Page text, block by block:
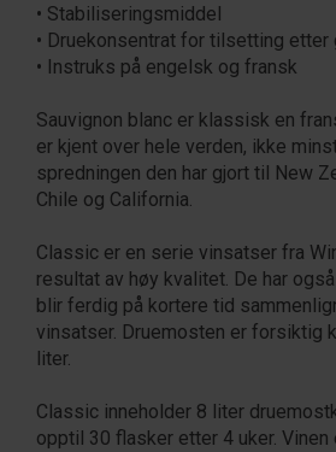
• Stabiliseringsmiddel
• Druekonsentrat for tilsetting
• Instruks på engelsk og fransk
Sauvignon blanc er klassisk en
er kjent over hele verden, ikke
spredningen den har gjort til New
Chile og California.
Classic er en serie vinsatser fra
resultat av høy kvalitet. De har
blir ferdig på kortere tid
vinsatser. Druemosten er forsiktig
liter.
Classic inneholder 8 liter
opptil 30 flasker etter 4 uker. Vinen